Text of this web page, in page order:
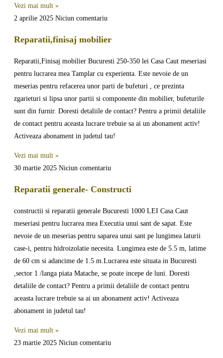
Vezi mai mult »
2 aprilie 2025 Niciun comentariu
Reparatii,finisaj mobilier
Reparatii,Finisaj mobilier Bucuresti 250-350 lei Casa Caut meseriasi
pentru lucrarea mea Tamplar cu experienta. Este nevoie de un
meserias pentru refacerea unor parti de bufeturi , ce prezinta
zgarieturi si lipsa unor partii si componente din mobilier, bufeturile
sunt din furnir. Doresti detaliile de contact? Pentru a primii detaliile
de contact pentru aceasta lucrare trebuie sa ai un abonament activ!
Activeaza abonament in judetul tau!
Vezi mai mult »
30 martie 2025 Niciun comentariu
Reparatii generale- Constructi
constructii si reparatii generale Bucuresti 1000 LEI Casa Caut
meseriasi pentru lucrarea mea Executia unui sant de sapat. Este
nevoie de un meserias pentru saparea unui sant pe lungimea laturii
case-i, pentru hidroizolatie necesita. Lungimea este de 5.5 m, latime
de 60 cm si adancime de 1.5 m.Lucrarea este situata in Bucuresti
,sector 1 /langa piata Matache, se poate incepe de luni. Doresti
detaliile de contact? Pentru a primii detaliile de contact pentru
aceasta lucrare trebuie sa ai un abonament activ! Activeaza
abonament in judetul tau!
Vezi mai mult »
23 martie 2025 Niciun comentariu